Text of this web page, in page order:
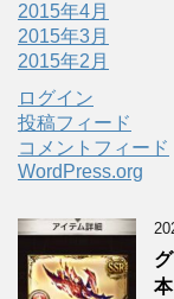
2015年4月
2015年3月
2015年2月
ログイン
投稿フィード
コメントフィード
WordPress.org